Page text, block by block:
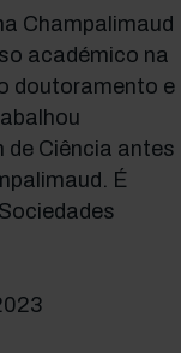
Champalimaud
académico na
doutoramento e
de Ciência antes
É